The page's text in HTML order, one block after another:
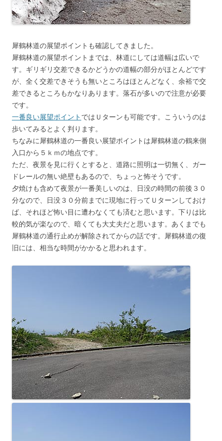
犀鶴林道の展望ポイントも確認してきました。
犀鶴林道の展望ポイントまでは、林道にしては道幅は広いで
す。ギリギリ交差できるかどうかの道幅の部分がほとんどです
が、全く交差できそうも無いところはほとんどなく、余裕で交
差できるところもかなりあります。落石が多いので注意が必要
です。
一番良い展望ポイント ではＵターンも可能です。こういうのは
歩いてみるとよく判ります。
ちなみに犀鶴林道の一番良い展望ポイントは犀鶴林道の鶴来側
入口から５ｋｍの地点です。
ただ、夜景を見に行くとすると、道路に照明は一切無く、ガー
ドレールの無い絶壁もあるので、ちょっと怖そうです。
夕焼けも含めて夜景が一番美しいのは、日没の時間の前後３０
分なので、日没３０分前までに現地に行ってＵターンしておけ
ば、それほど怖い目に遭わなくても済むと思います。下りは比
較的気が楽なので、暗くても大丈夫だと思います。あくまでも
犀鶴林道の通行止めが解除されてからの話です。犀鶴林道の復
旧には、相当な時間がかかると思われます。